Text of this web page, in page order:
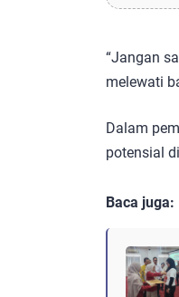
“Jangan
melewati
Dalam
potensial
Baca juga: